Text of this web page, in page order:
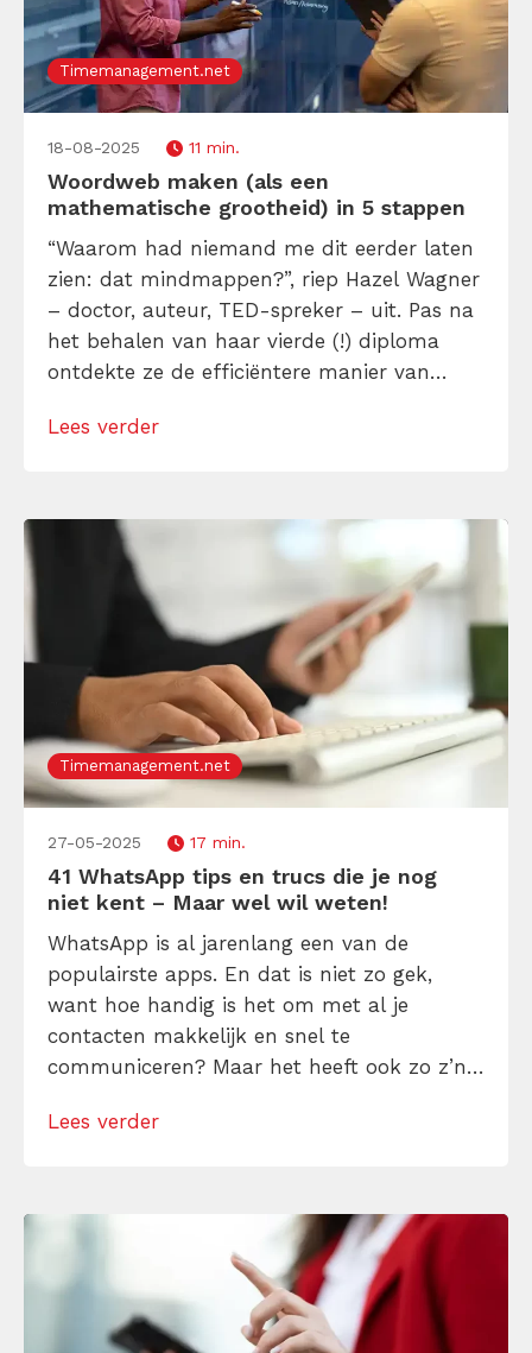
Timemanagement.net
18-08-2025 11 min.
Woordweb maken (als een
mathematische grootheid) in 5 stappen
“Waarom had niemand me dit eerder laten
zien: dat mindmappen?”, riep Hazel Wagner
– doctor, auteur, TED-spreker – uit. Pas na
het behalen van haar vierde (!) diploma
ontdekte ze de efficiëntere manier van
Gelukkig ben jij er wel op tijd bij. Ik vertel je
Lees verder
Timemanagement.net
27-05-2025 17 min.
41 WhatsApp tips en trucs die je nog
niet kent – Maar wel wil weten!
WhatsApp is al jarenlang een van de
populairste apps. En dat is niet zo gek,
want hoe handig is het om met al je
contacten makkelijk en snel te
communiceren? Maar het heeft ook zo z’n
uur met een “Kleine vraag hoor…” en voor je
Lees verder